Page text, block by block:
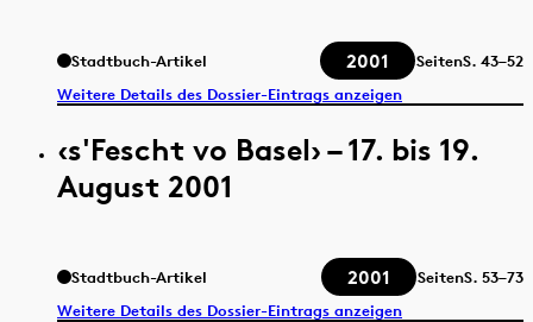
Stadtbuch-Artikel 2001 SeitenS. 43–52
Weitere Details des Dossier-Eintrags anzeigen
‹s'Fescht vo Basel› – 17. bis 19.
August 2001
Stadtbuch-Artikel 2001 SeitenS. 53–73
Weitere Details des Dossier-Eintrags anzeigen